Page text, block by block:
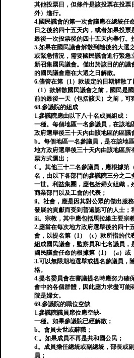
其他投票日，但條件是該投票在投票
外）進行。
4.國民議會的第一次會議應在總統任
日之後的四十五天內，或者如果投
最後一次投票後的四十五天內舉行。
5.如果在國民議會解散到隨後的大選
或緊急情況，需要國民議會進行緊急
新召集國民議會。僅出於該目的的議
的國民議會應在大選之日解散。
6.儘管在第（1）款規定的日期解散
（1）款解散國民議會之前，國民是
前的最後一天（包括該天）之前，可
68.參議院的組成
1.參議院應由以下八十名成員組成：
一種。每個地區一名參議員，在該地
政府選舉後三十天內由該地區的區議
b。每個地區一名參議員，是在該地
地方政府選舉後三十天內由該地區所
票方式選出；
C。其他三十二名參議員，應根據第
名，由以下各部門的參議院三分之二
一世。利益集團，應包括婦女組織，
商業部門以及工會的代表；
ii。社會，應是因其對公眾的傑出服
發展的貢獻而受到普遍認可的人士；
iii。宗教，其中應包括馬拉維主要宗
2.應當在每次地方政府選舉後的四十
會，以提名第（1）（c）款所指的代
組成國民議會，監察員和七名議員，
國民議會任命的根據第（1）（a）或
3.可以無限期地選舉或提名參議員，
格。
4.提名委員會在審議提名時應努力確
會中的各個群體，因此應力求盡可能
院是婦女。
69.參議院的職位空缺
1.參議院議員席位應空缺-
一種。如果參議院已經解散；
b。會員去世或辭職；
C。如果成員不再是共和國公民；
d。成員擔任總統或副總統，部長或
員；